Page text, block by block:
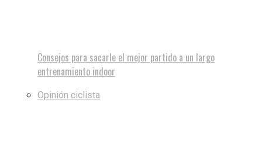
Consejos para sacarle el mejor partido a un largo
entrenamiento indoor
Opinión ciclista